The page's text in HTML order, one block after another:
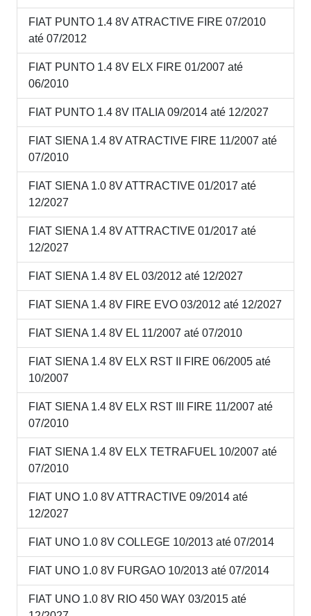
FIAT PUNTO 1.4 8V ATRACTIVE FIRE 07/2010
até 07/2012
FIAT PUNTO 1.4 8V ELX FIRE 01/2007 até
06/2010
FIAT PUNTO 1.4 8V ITALIA 09/2014 até 12/2027
FIAT SIENA 1.4 8V ATRACTIVE FIRE 11/2007 até
07/2010
FIAT SIENA 1.0 8V ATTRACTIVE 01/2017 até
12/2027
FIAT SIENA 1.4 8V ATTRACTIVE 01/2017 até
12/2027
FIAT SIENA 1.4 8V EL 03/2012 até 12/2027
FIAT SIENA 1.4 8V FIRE EVO 03/2012 até 12/2027
FIAT SIENA 1.4 8V EL 11/2007 até 07/2010
FIAT SIENA 1.4 8V ELX RST II FIRE 06/2005 até
10/2007
FIAT SIENA 1.4 8V ELX RST III FIRE 11/2007 até
07/2010
FIAT SIENA 1.4 8V ELX TETRAFUEL 10/2007 até
07/2010
FIAT UNO 1.0 8V ATTRACTIVE 09/2014 até
12/2027
FIAT UNO 1.0 8V COLLEGE 10/2013 até 07/2014
FIAT UNO 1.0 8V FURGAO 10/2013 até 07/2014
FIAT UNO 1.0 8V RIO 450 WAY 03/2015 até